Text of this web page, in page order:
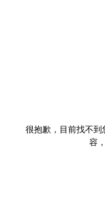
很抱歉，目前找不
容